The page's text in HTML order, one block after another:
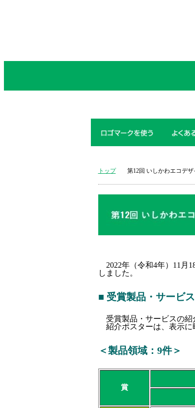
トップ 第12回 いしかわエコデ
2022年（令和4年）11月
しました。
■ 受賞製品・サービス
受賞製品・サービスの紹
紹介ポスターは、表示に
＜製品領域：9件＞
賞